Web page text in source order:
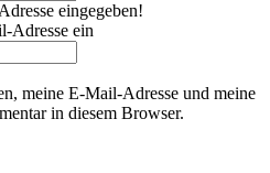
eingegeben!
Adresse ein
meine E-Mail-Adresse und meine
in diesem Browser.